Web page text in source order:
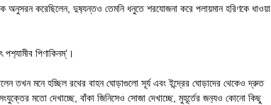
অনুসরন করেছিলেন, দুষ‍্যন্তও তেমনি ধনুতে শরযোজনা করে পলায়মান হরিণকে ধাওয়া
পশ‍্যামীব পিণাকিনম্’।
তখন মনে হচ্ছিল রথের বাহন ঘোড়াগুলো সূর্য এবং ইন্দ্রের ঘোড়াদের থেকেও দ্রুত
মতো দেখাচ্ছে, বাঁকা জিনিসেও সোজা দেখাচ্ছে, মুহূর্তের জন‍্যও কোনো কিছু